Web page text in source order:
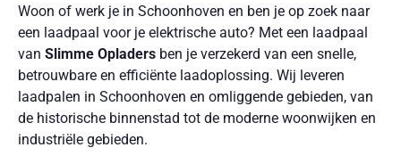
Woon of werk je in Schoonhoven en ben je op zoek naar
een laadpaal voor je elektrische auto? Met een laadpaal
van Slimme Opladers ben je verzekerd van een snelle,
betrouwbare en efficiënte laadoplossing. Wij leveren
laadpalen in Schoonhoven en omliggende gebieden, van
de historische binnenstad tot de moderne woonwijken en
industriële gebieden.